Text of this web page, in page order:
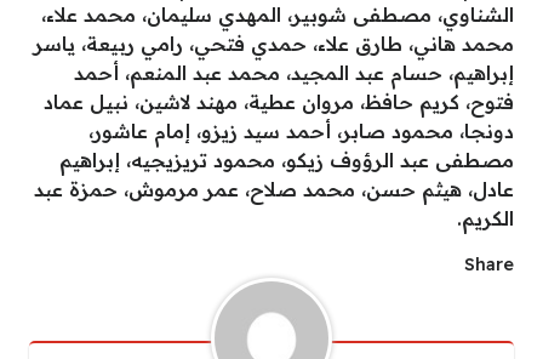
الشناوي، مصطفى شوبير، المهدي سليمان، محمد علاء،
محمد هاني، طارق علاء، حمدي فتحي، رامي ربيعة، ياسر
إبراهيم، حسام عبد المجيد، محمد عبد المنعم، أحمد
فتوح، كريم حافظ، مروان عطية، مهند لاشين، نبيل عماد
دونجا، محمود صابر، أحمد سيد زيزو، إمام عاشور،
مصطفى عبد الرؤوف زيكو، محمود تريزيجيه، إبراهيم
عادل، هيثم حسن، محمد صلاح، عمر مرموش، حمزة عبد
الكريم.
Share